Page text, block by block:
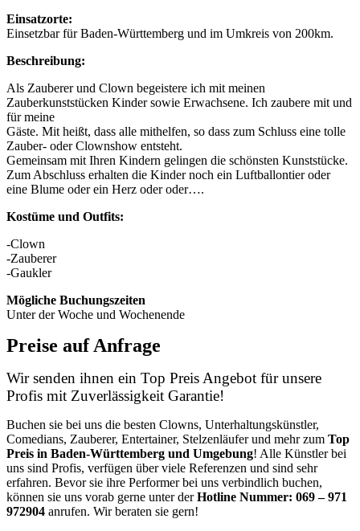
Einsatzorte:
Einsetzbar für Baden-Württemberg und im Umkreis von 200km.
Beschreibung:
Als Zauberer und Clown begeistere ich mit meinen
Zauberkunststücken Kinder sowie Erwachsene. Ich zaubere mit und
für meine
Gäste. Mit heißt, dass alle mithelfen, so dass zum Schluss eine tolle
Zauber- oder Clownshow entsteht.
Gemeinsam mit Ihren Kindern gelingen die schönsten Kunststücke.
Zum Abschluss erhalten die Kinder noch ein Luftballontier oder
eine Blume oder ein Herz oder oder….
Kostüme und Outfits:
-Clown
-Zauberer
-Gaukler
Mögliche Buchungszeiten
Unter der Woche und Wochenende
Preise auf Anfrage
Wir senden ihnen ein Top Preis Angebot für unsere
Profis mit Zuverlässigkeit Garantie!
Buchen sie bei uns die besten Clowns, Unterhaltungskünstler,
Comedians, Zauberer, Entertainer, Stelzenläufer und mehr zum Top
Preis in Baden-Württemberg und Umgebung! Alle Künstler bei
uns sind Profis, verfügen über viele Referenzen und sind sehr
erfahren. Bevor sie ihre Performer bei uns verbindlich buchen,
können sie uns vorab gerne unter derHotline Nummer: 069 – 971
972904 anrufen. Wir beraten sie gern!